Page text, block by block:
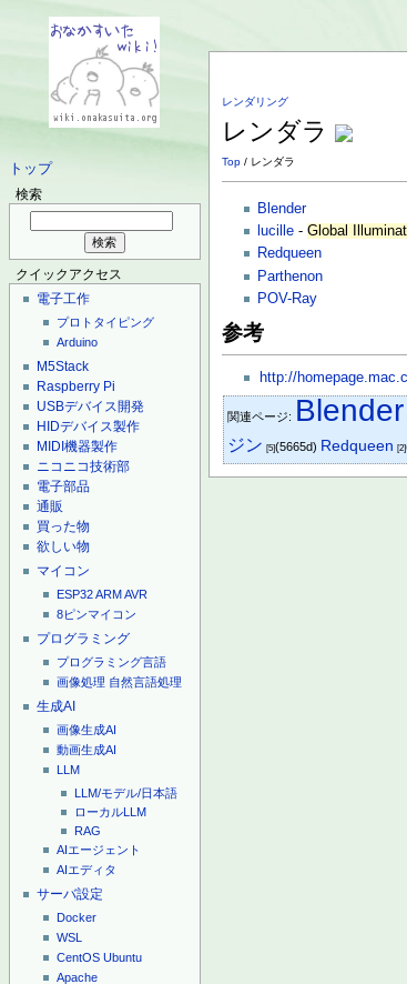
トップ
検索
クイックアクセス
電子工作
プロトタイピング
Arduino
M5Stack
Raspberry Pi
USBデバイス開発
HIDデバイス製作
MIDI機器製作
ニコニコ技術部
電子部品
通販
買った物
欲しい物
マイコン
ESP32ARMAVR
8ピンマイコン
プログラミング
プログラミング言語
画像処理 自然言語処理
生成AI
画像生成AI
動画生成AI
LLM
LLM/モデル/日本語
ローカルLLM
RAG
AIエージェント
AIエディタ
サーバ設定
Docker
WSL
CentOS Ubuntu
Apache
レンダリング
レンダラ
Top / レンダラ
Blender
lucille -Global
Redqueen
Parthenon
POV-Ray
参考
http://
関連ページ: Blender
ジン [5](5665d) Redqueen [2]